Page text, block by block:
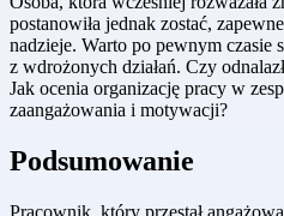
postanowiła jednak zostać,
nadzieje. Warto po pewnym czasie
z wdrożonych działań. Czy
Jak ocenia organizację pracy w
zaangażowania i motywacji?
Podsumowanie